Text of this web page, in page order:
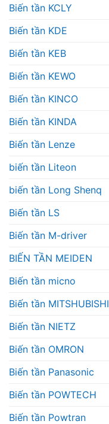
Biến tần KCLY
Biến tần KDE
Biến tần KEB
Biến tần KEWO
Biến tần KINCO
Biến tần KINDA
Biến tần Lenze
biến tần Liteon
biến tần Long Shenq
Biến tần LS
Biến tần M-driver
BIẾN TẦN MEIDEN
Biến tần micno
Biến tần MITSHUBISHI
Biến tần NIETZ
Biến tần OMRON
Biến tần Panasonic
Biến tần POWTECH
Biến tần Powtran